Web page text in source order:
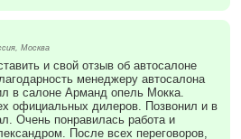
Москва
и свой отзыв об автосалоне
менеджеру автосалона
в салоне Арманд опель Мокка.
официальных дилеров. Позвонил и в
Очень понравилась работа и
После всех переговоров,